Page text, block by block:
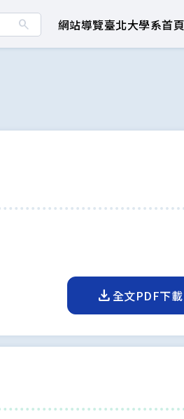
search 網站導覽臺北大學系首頁
download全文PDF下載